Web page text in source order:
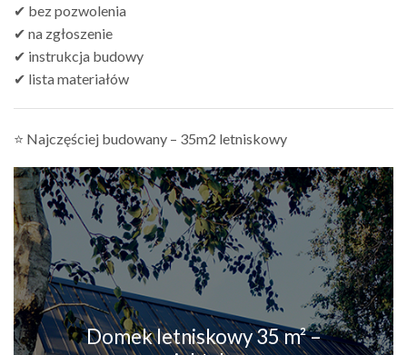
✔ bez pozwolenia
✔ na zgłoszenie
✔ instrukcja budowy
✔ lista materiałów
⭐ Najczęściej budowany – 35m2 letniskowy
Domek letniskowy 35 m² –